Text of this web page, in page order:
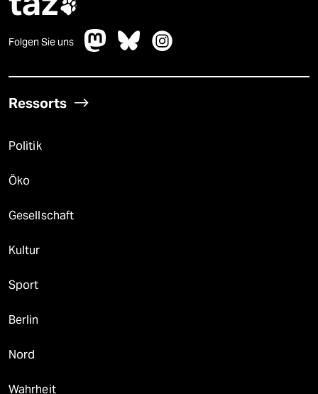

Folgen Sie uns
Ressorts
Politik
Öko
Gesellschaft
Kultur
Sport
Berlin
Nord
Wahrheit